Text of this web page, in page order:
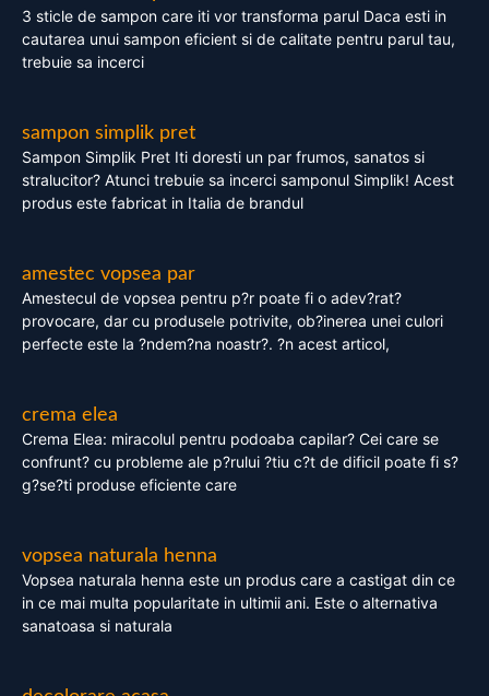
3 sticle de sampon care iti vor transforma parul Daca esti in
cautarea unui sampon eficient si de calitate pentru parul tau,
trebuie sa incerci
sampon simplik pret
Sampon Simplik Pret Iti doresti un par frumos, sanatos si
stralucitor? Atunci trebuie sa incerci samponul Simplik! Acest
produs este fabricat in Italia de brandul
amestec vopsea par
Amestecul de vopsea pentru p?r poate fi o adev?rat?
provocare, dar cu produsele potrivite, ob?inerea unei culori
perfecte este la ?ndem?na noastr?. ?n acest articol,
crema elea
Crema Elea: miracolul pentru podoaba capilar? Cei care se
confrunt? cu probleme ale p?rului ?tiu c?t de dificil poate fi s?
g?se?ti produse eficiente care
vopsea naturala henna
Vopsea naturala henna este un produs care a castigat din ce
in ce mai multa popularitate in ultimii ani. Este o alternativa
sanatoasa si naturala